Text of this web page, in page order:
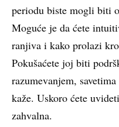
periodu biste mogli biti
Moguće je da ćete
ranjiva i kako prolazi
Pokušaćete joj biti
razumevanjem,
kaže. Uskoro ćete
zahvalna.